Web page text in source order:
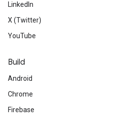
LinkedIn
X (Twitter)
YouTube
Build
Android
Chrome
Firebase